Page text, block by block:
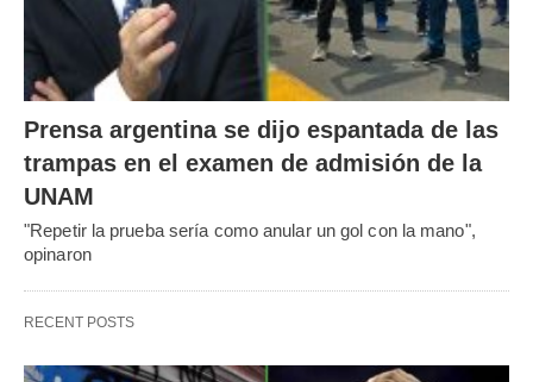
Prensa argentina se dijo espantada de las
trampas en el examen de admisión de la
UNAM
"Repetir la prueba sería como anular un gol con la mano",
opinaron
RECENT POSTS